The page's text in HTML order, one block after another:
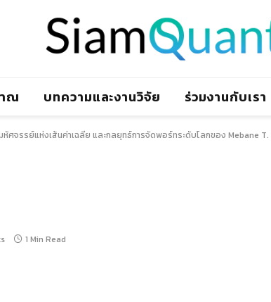
ณ บทความและงานวิจัย ร่วมงานกับเรา
หัศจรรย์แห่งเส้นค่าเฉลี่ย และกลยุทธ์การจัดพอร์ทระดับโลกของ Mebane T.
1 Min Read